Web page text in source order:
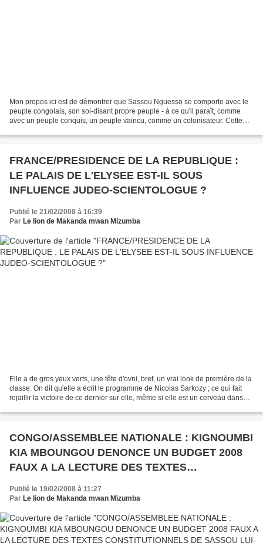
Mon propos ici est de démontrer que Sassou Nguesso se comporte avec le
peuple congolais, son soi-disant propre peuple - à ce qu'il paraît, comme
avec un peuple conquis, un peuple vaincu, comme un colonisateur. Cette
FRANCE/PRESIDENCE DE LA REPUBLIQUE :
LE PALAIS DE L'ELYSEE EST-IL SOUS
INFLUENCE JUDEO-SCIENTOLOGUE ?
Publié le 21/02/2008 à 16:39
Par Le lion de Makanda mwan Mizumba
Elle a de gros yeux verts, une tête d'ovni, bref, un vrai look de première de la
classe. On dit qu'elle a écrit le programme de Nicolas Sarkozy ; ce qui fait
rejaillir la victoire de ce dernier sur elle, même si elle est un cerveau dans
CONGO/ASSEMBLEE NATIONALE : KIGNOUMBI
KIA MBOUNGOU DENONCE UN BUDGET 2008
FAUX A LA LECTURE DES TEXTES
Publié le 19/02/2008 à 11:27
Par Le lion de Makanda mwan Mizumba